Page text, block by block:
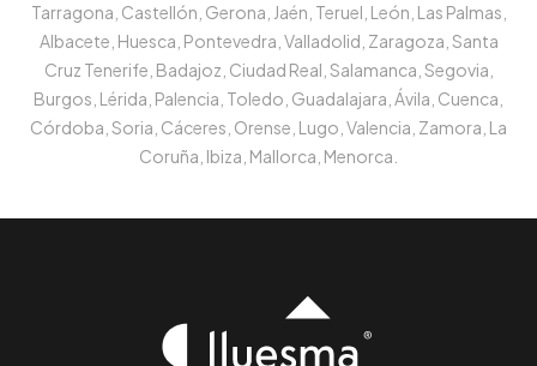
Tarragona, Castellón, Gerona, Jaén, Teruel, León, Las Palmas,
Albacete, Huesca, Pontevedra, Valladolid, Zaragoza, Santa
Cruz Tenerife, Badajoz, Ciudad Real, Salamanca, Segovia,
Burgos, Lérida, Palencia, Toledo, Guadalajara, Ávila, Cuenca,
Córdoba, Soria, Cáceres, Orense, Lugo, Valencia, Zamora, La
Coruña, Ibiza, Mallorca, Menorca.